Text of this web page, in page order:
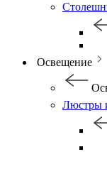
Освещение
Люстры